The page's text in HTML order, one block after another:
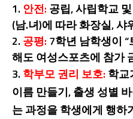
1. 안전: 공립, 사립학교
(남.녀)에 따라 화장실, 샤
2. 공평: 7학년 남학생이
해도 여성스포츠에 참가
3. 학부모권리 보호: 학교
이름 만들기,출생성별
는과정을학생에게 행하